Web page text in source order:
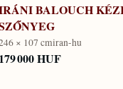
BALOUCH
× 107 cmiran-hu
179 000 HUF